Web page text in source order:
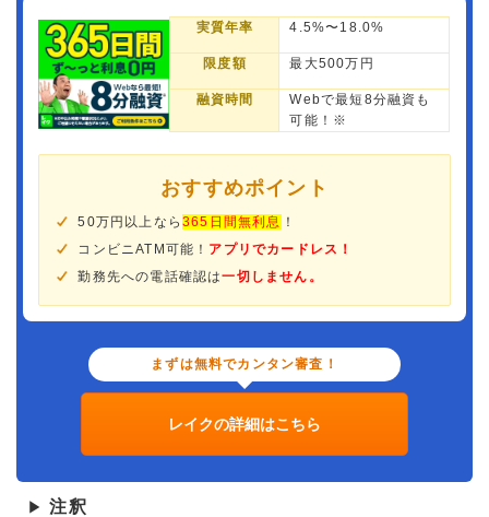
実質年率 4.5%〜18.0%
限度額 最大500万円
融資時間
Webで最短8分融資も
可能！※
おすすめポイント
50万円以上なら365日間無利息
！
コンビニATM可能！ アプリでカードレス！
勤務先への電話確認は一切しません。
まずは無料でカンタン審査！
レイクの詳細はこちら
▶ 注釈